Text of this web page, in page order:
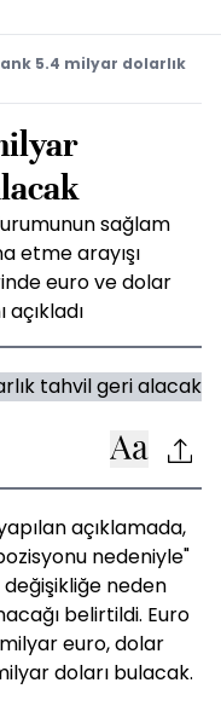
5.4 milyar dolarlık
sağlam
etme arayışı
euro ve dolar
açıklamada,
nedeniyle"
neden
belirtildi. Euro
euro, dolar
doları bulacak.